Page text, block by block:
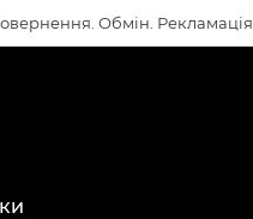
Обмін. Рекламація